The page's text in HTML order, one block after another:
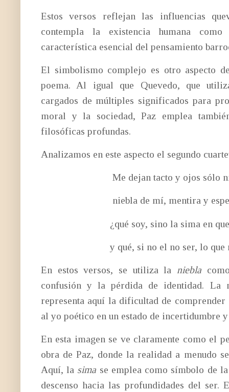
Estos versos reflejan las influencias
contempla la existencia humana
característica esencial del pensamiento
El simbolismo complejo es otro aspecto
poema. Al igual que Quevedo, que
cargados de múltiples significados para
moral y la sociedad, Paz emplea
filosóficas profundas.
Analizamos en este aspecto el segundo
Me dejan tacto y ojos sólo
niebla de mí, mentira y
¿qué soy, sino la sima en que
y qué, si no el no ser, lo que me
En estos versos, se utiliza la niebla
confusión y la pérdida de identidad. La
representa aquí la dificultad de
al yo poético en un estado de incertidumbre
En esta imagen se ve claramente como el
obra de Paz, donde la realidad a menudo
Aquí, la sima se emplea como símbolo de
descenso hacia las profundidades del